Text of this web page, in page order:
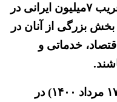
مهاجرت می‌زنند. بر این اساس قریب ۷میلیون ایرانی در
بزرگی از آنان در
خدماتی و
یک رسانه حکومتی به‌نام تعادل (۱۷ مرداد ۱۴۰۰) در